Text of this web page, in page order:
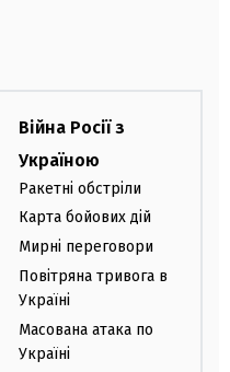
Війна Росії з
Україною
Ракетні обстріли
Карта бойових дій
Мирні переговори
Повітряна тривога в
Україні
Масована атака по
Україні